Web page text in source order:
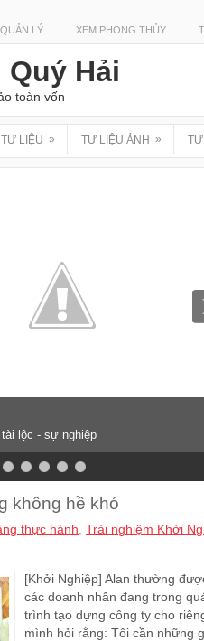
LÝ XEM PHONG THỦY
Hải
toàn vốn
TƯ LIỆU » TƯ LIỆU ẢNH »
lộc - sự nghiệp
không hề khó
thực hành, Trải nghiệm Khởi
[Khởi Nghiệp] Alan thường
các doanh nhân đang trong
trình tạo dựng công ty cho
mình hỏi rằng: Tôi cần những